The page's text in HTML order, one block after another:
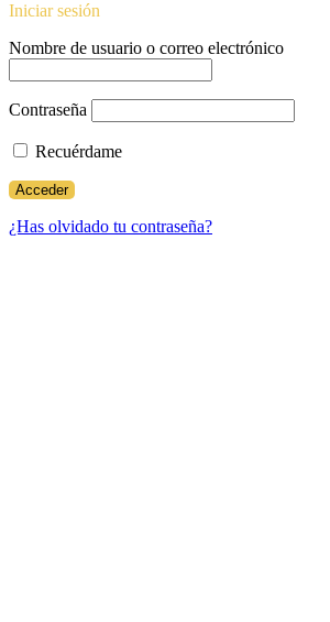
Iniciar sesión
Nombre de usuario o correo electrónico
Contraseña
Recuérdame
¿Has olvidado tu contraseña?